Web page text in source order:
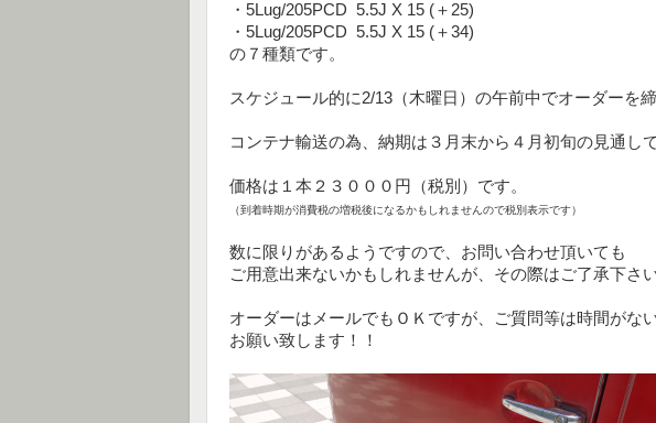
・5Lug/205PCD 5.5J X 15 (＋25)
・5Lug/205PCD 5.5J X 15 (＋34)
の７種類です。
スケジュール的に2/13（木曜日）の午前中でオーダーを
コンテナ輸送の為、納期は３月末から４月初旬の見通しで
価格は１本２３０００円（税別）です。
（到着時期が消費税の増税後になるかもしれませんので税別表示です）
数に限りがあるようですので、お問い合わせ頂いても
ご用意出来ないかもしれませんが、その際はご了承下さ
オーダーはメールでもＯＫですが、ご質問等は時間がな
お願い致します！！